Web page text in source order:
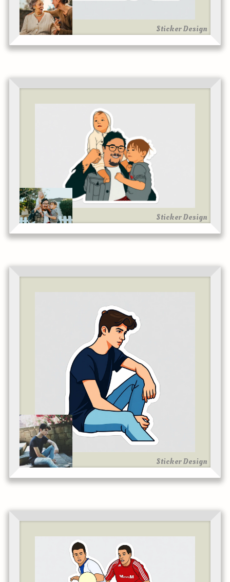
Sticker Design
Sticker Design
Sticker Design